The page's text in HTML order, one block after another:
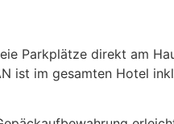
Parkplätze direkt am
ist im gesamten Hotel